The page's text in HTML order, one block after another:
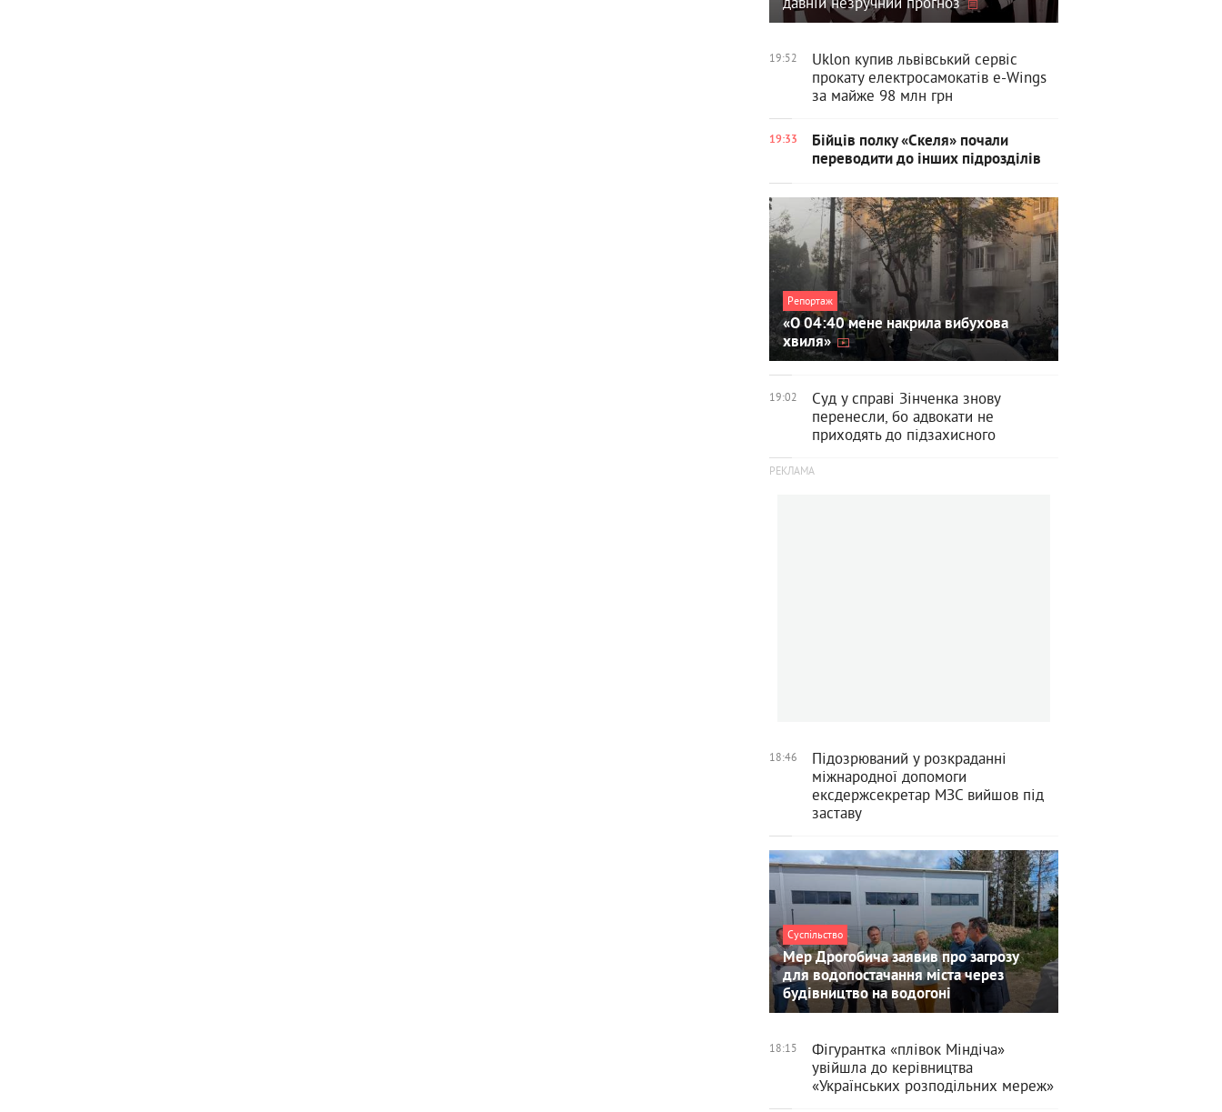
19:52
Uklon купив львівський сервіс
прокату електросамокатів e-Wings
за майже 98 млн грн
19:33
Бійців полку «Скеля» почали
переводити до інших підрозділів
Репортаж
«О 04:40 мене накрила вибухова
хвиля»
19:02
Суд у справі Зінченка знову
перенесли, бо адвокати не
приходять до підзахисного
18:46
Підозрюваний у розкраданні
міжнародної допомоги
ексдержсекретар МЗС вийшов під
заставу
Суспільство
Мер Дрогобича заявив про загрозу
для водопостачання міста через
будівництво на водогоні
18:15
Фігурантка «плівок Міндіча»
увійшла до керівництва
«Українських розподільних мереж»